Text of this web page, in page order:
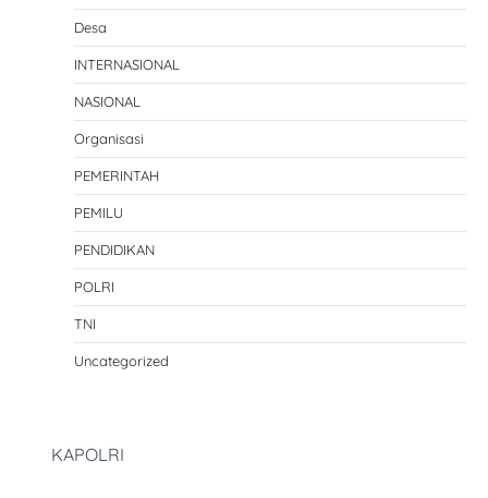
Desa
INTERNASIONAL
NASIONAL
Organisasi
PEMERINTAH
PEMILU
PENDIDIKAN
POLRI
TNI
Uncategorized
KAPOLRI